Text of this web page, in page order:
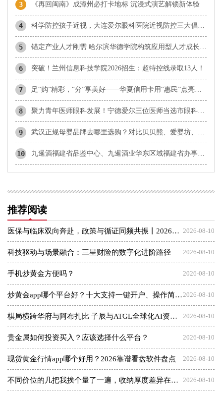
3 《再回闽南》成漳州必打卡地标 沉浸式演艺解锁新体验
4 科学防控孩子近视，大连爱尔眼科医院近视防控三大倡议发布会
5 锚定产业人才刚需 哈尔滨华德学院构筑应用型人才成长高地
6 突破！兰州信息科技学院2026招生：超特控线录取13人！
7 足“购”精彩，“分”享美好——华夏信用卡用“惠民”点亮夏日消费
8 ​聚力青年医师眼科发展！宁德爱尔三位医师当选市眼科青年学组成员
9 武汉正规母婴品牌去哪里选购？对比贝贝熊、爱婴坊、乐婴等本地品牌与孩子王
10 九暹酒福建省品鉴中心、九暹酒业华东区域福建省办事处：御隆艺术馆
推荐阅读
2026-08-10
医保与临床双向奔赴，政策与循证同频共振丨2026医保新政策下医疗与医保高质量发展交流会圆满落幕，谱写三医协同新篇章
2026-08-10
科技驱动与场景融合：三星财险的数字化进阶路径
2026-08-10
手机炒黄金方便吗？
2026-08-10
炒黄金app哪个平台好？十大支持一键开户、操作简单的交易软件
2026-08-10
​棋局横跨华府与阿布扎比 子辰与ATGL全球化AI资本突围战
2026-08-10
贵金属如何投资买入？应该选择什么平台？
2026-08-10
现货黄金行情app哪个好用？2026靠谱看盘软件盘点
2026-08-10
不同价位的几把我挨个量了一遍，收纳厚度差异在哪（附数据表）